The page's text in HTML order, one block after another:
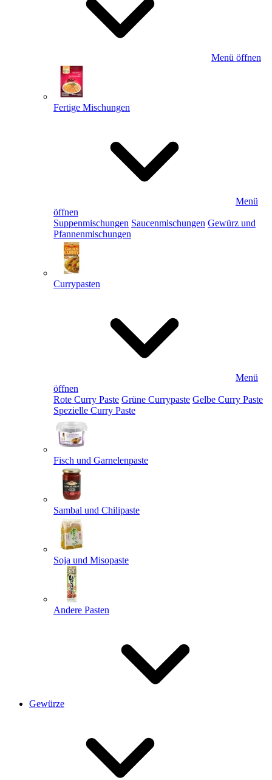
Menü öffnen
Fertige Mischungen
Menü
öffnen
Suppenmischungen Saucenmischungen Gewürz und
Pfannenmischungen
Currypasten
Menü
öffnen
Rote Curry Paste Grüne Currypaste Gelbe Curry Paste
Spezielle Curry Paste
Fisch und Garnelenpaste
Sambal und Chilipaste
Soja und Misopaste
Andere Pasten
Gewürze